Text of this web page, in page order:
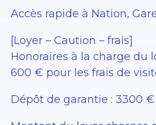
Accès rapide à Nation,
[Loyer – Caution – frais]
Honoraires à la charge du
600 € pour les frais de
Dépôt de garantie : 3300 €